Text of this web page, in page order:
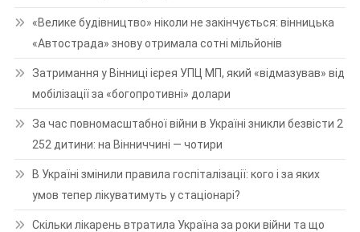
«Велике будівництво» ніколи не закінчується: вінницька
«Автострада» знову отримала сотні мільйонів
Затримання у Вінниці ієрея УПЦ МП, який «відмазував» від
мобілізації за «богопротивні» долари
За час повномасштабної війни в Україні зникли безвісти 2
252 дитини: на Вінниччині — чотири
В Україні змінили правила госпіталізації: кого і за яких
умов тепер лікуватимуть у стаціонарі?
Скільки лікарень втратила Україна за роки війни та що